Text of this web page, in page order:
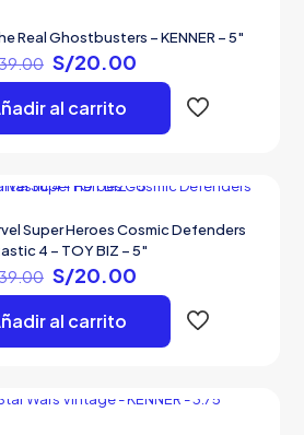
Real Ghostbusters – KENNER – 5″
El
precio
original
era:
S/20.00
precio
actual
al carrito
Super Heroes Cosmic Defenders
4 – TOY BIZ – 5″
El
precio
original
era:
S/20.00
precio
actual
al carrito